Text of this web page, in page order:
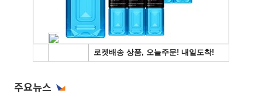
주요뉴스